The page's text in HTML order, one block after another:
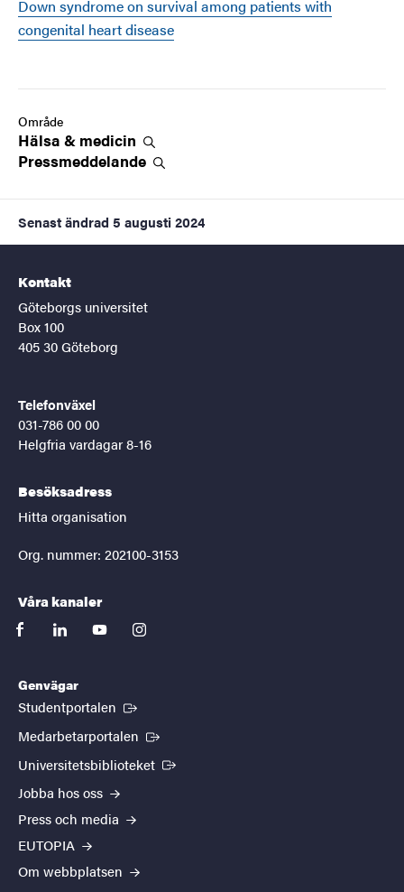
Down syndrome on survival among patients with
congenital heart disease
Område
Hälsa & medicin
Pressmeddelande
Senast ändrad 5 augusti 2024
Kontakt
Göteborgs universitet
Box 100
405 30 Göteborg
Telefonväxel
031-786 00 00
Helgfria vardagar 8-16
Besöksadress
Hitta organisation
Org. nummer: 202100-3153
Våra kanaler
facebooklinkedinyoutubeinstagram
Genvägar
Studentportalen (Extern länk)
Medarbetarportalen (Extern länk)
Universitetsbiblioteket (Extern länk)
Jobba hos oss
Press och media
EUTOPIA
Om webbplatsen